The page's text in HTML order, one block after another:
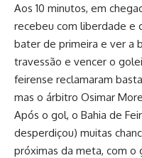
Aos 10 minutos, em
recebeu com liberdade e
bater de primeira e ver a
travessão e vencer o
feirense reclamaram
mas o árbitro Osimar
Após o gol, o Bahia de
desperdiçou) muitas
próximas da meta, com o